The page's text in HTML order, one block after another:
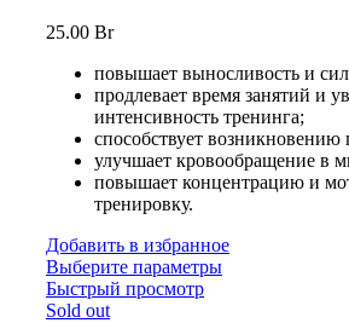
25.00 Br
повышает выносливость и
продлевает время занятий и
интенсивность тренинга;
способствует возникновению
улучшает кровообращение в
повышает концентрацию и
тренировку.
Добавить в избранное
Выберите параметры
Быстрый просмотр
Sold out